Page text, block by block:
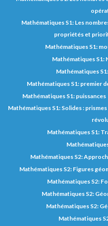
Mathématiques S1: Les
propriétés et
Mathématiques S1:
Mathématiques S1:
Mathématiques
Mathématiques S1: premier
Mathématiques S1: puissances
Mathématiques S1: Solides :
Mathématiques S1:
Mathématiques S2:
Mathématiques S2: Figures
Mathématiques S2:
Mathématiques S2:
Mathématiques S2:
Mathématiques